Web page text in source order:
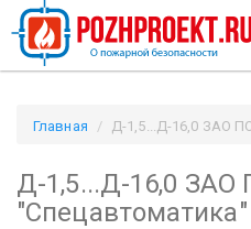
Главная
Д-1,5...Д-16,0 ЗАО
Д-1,5...Д-16,0 ЗАО
"Спецавтоматика"